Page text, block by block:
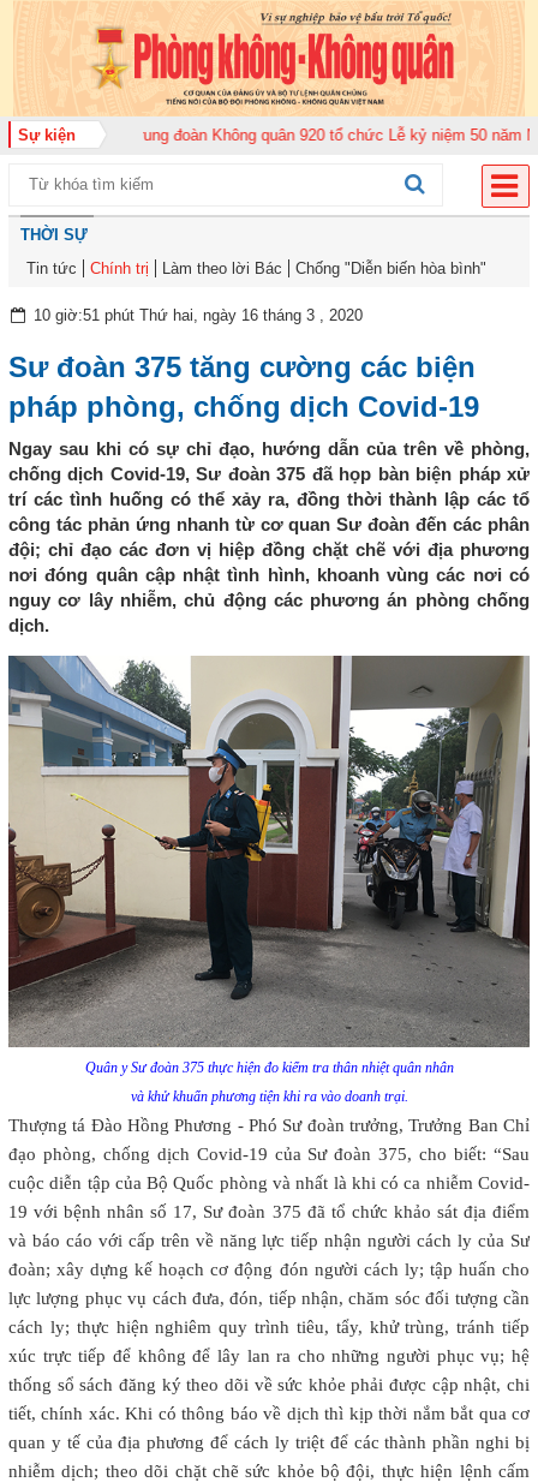
Sự kiện
2026 Trung đoàn Không quân 920 tổ chức Lễ kỷ niệm 50 năm Ngày
THỜI SỰ
Tin tức
Chính trị Làm theo lời Bác Chống "Diễn biến hòa bình"
10 giờ:51 phút Thứ hai, ngày 16 tháng 3 , 2020
Sư đoàn 375 tăng cường các biện
pháp phòng, chống dịch Covid-19
Ngay sau khi có sự chỉ đạo, hướng dẫn của trên về phòng,
chống dịch Covid-19, Sư đoàn 375 đã họp bàn biện pháp xử
trí các tình huống có thể xảy ra, đồng thời thành lập các tổ
công tác phản ứng nhanh từ cơ quan Sư đoàn đến các phân
đội; chỉ đạo các đơn vị hiệp đồng chặt chẽ với địa phương
nơi đóng quân cập nhật tình hình, khoanh vùng các nơi có
nguy cơ lây nhiễm, chủ động các phương án phòng chống
dịch.
Quân y Sư đoàn 375 thực hiện đo kiểm tra thân nhiệt quân nhân
và khử khuẩn phương tiện khi ra vào doanh trại.
Thượng tá Đào Hồng Phương - Phó Sư đoàn trưởng, Trưởng Ban Chỉ
đạo phòng, chống dịch Covid-19 của Sư đoàn 375, cho biết: “Sau
cuộc diễn tập của Bộ Quốc phòng và nhất là khi có ca nhiễm Covid-
19 với bệnh nhân số 17, Sư đoàn 375 đã tổ chức khảo sát địa điểm
và báo cáo với cấp trên về năng lực tiếp nhận người cách ly của Sư
đoàn; xây dựng kế hoạch cơ động đón người cách ly; tập huấn cho
lực lượng phục vụ cách đưa, đón, tiếp nhận, chăm sóc đối tượng cần
cách ly; thực hiện nghiêm quy trình tiêu, tẩy, khử trùng, tránh tiếp
xúc trực tiếp để không để lây lan ra cho những người phục vụ; hệ
thống sổ sách đăng ký theo dõi về sức khỏe phải được cập nhật, chi
tiết, chính xác. Khi có thông báo về dịch thì kịp thời nắm bắt qua cơ
quan y tế của địa phương để cách ly triệt để các thành phần nghi bị
nhiễm dịch; theo dõi chặt chẽ sức khỏe bộ đội, thực hiện lệnh cấm